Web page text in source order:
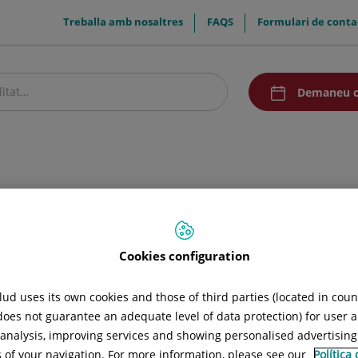
menuTop
Treballa amb nosaltres FAQS Formulari de
menuAcceso
Demaneu
Cookies configuration
uses its own cookies and those of third parties (located in
not guarantee an adequate level of data protection) for user
improving services and showing personalised
of your navigation. For more information, please see our Política